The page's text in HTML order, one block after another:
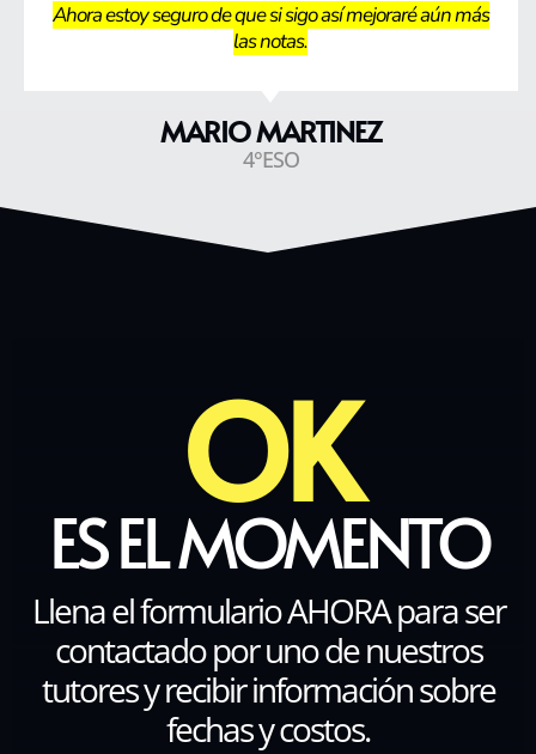
Ahora estoy seguro de que si sigo así mejoraré aún más
las notas.
MARIO MARTINEZ
4°ESO
OK
ES EL MOMENTO
Llena el formulario AHORA para ser
contactado por uno de nuestros
tutores y recibir información sobre
fechas y costos.